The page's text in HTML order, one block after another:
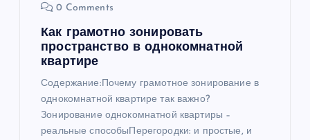
0 Comments
Как грамотно зонировать
пространство в однокомнатной
квартире
Содержание:Почему грамотное зонирование в
однокомнатной квартире так важно?
Зонирование однокомнатной квартиры –
реальные способыПерегородки: и простые, и